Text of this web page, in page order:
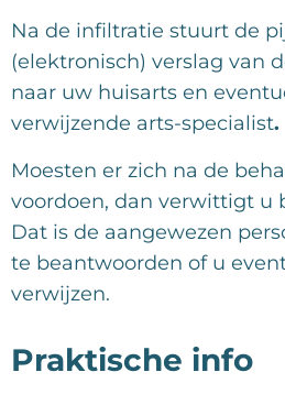
Na de infiltratie stuurt de
(elektronisch) verslag van
naar uw huisarts en
verwijzende arts-specialist.
Moesten er zich na de
voordoen, dan verwittigt u
Dat is de aangewezen
te beantwoorden of u
verwijzen.
Praktische info